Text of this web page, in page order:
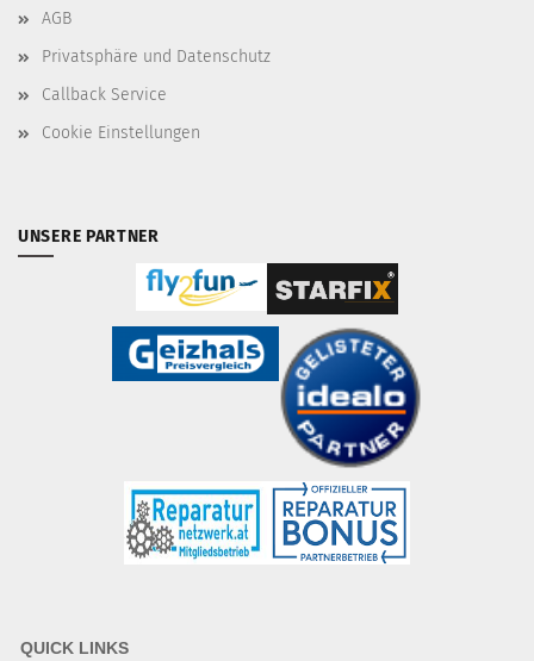
AGB
Privatsphäre und Datenschutz
Callback Service
Cookie Einstellungen
UNSERE PARTNER
QUICK LINKS